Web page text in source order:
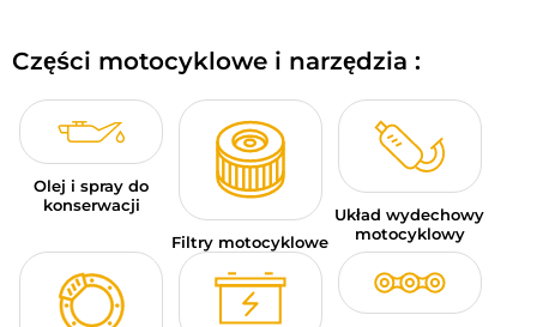
OKAZJE I PROMOCJE
KARTY PODARUNKOWE
PL | EUR € — MODYFIKUJ
MARKI
Części motocyklowe i narzędzia :
Olej i spray do
konserwacji
Filtry motocyklowe
Układ wydechowy
motocyklowy